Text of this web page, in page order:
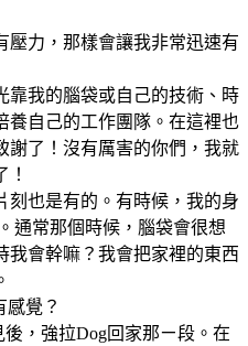
壓力，那樣會讓我非常迅速有
靠我的腦袋或自己的技術、時
養自己的工作團隊。在這裡也
謝了！沒有厲害的你們，我就
刻也是有的。有時候，我的身
通常那個時候，腦袋會很想
我會幹嘛？我會把家裡的東西
感覺？
，強拉Dog回家那ㄧ段。在